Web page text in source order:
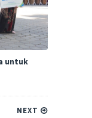
untuk
NEXT